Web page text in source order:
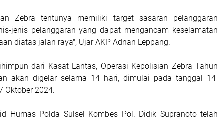
Zebra tentunya memiliki target sasaran pelanggaran
jenis pelanggaran yang dapat mengancam keselamatan
diatas jalan raya", Ujar AKP Adnan Leppang.
dari Kasat Lantas, Operasi Kepolisian Zebra Tahun
akan digelar selama 14 hari, dimulai pada tanggal 14
Oktober 2024.
Humas Polda Sulsel Kombes Pol. Didik Supranoto telah